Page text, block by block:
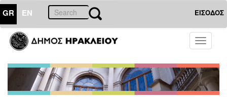
GR EN ΕΙΣΟΔΟΣ
Toggle
ΔΗΜΟΣ
Δελτία
Τύπου
Αρχείο